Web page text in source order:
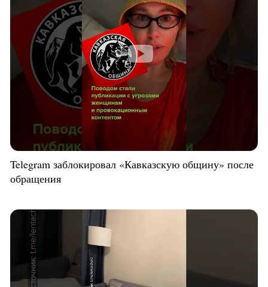
Telegram заблокировал «Кавказскую общину» после
обращения